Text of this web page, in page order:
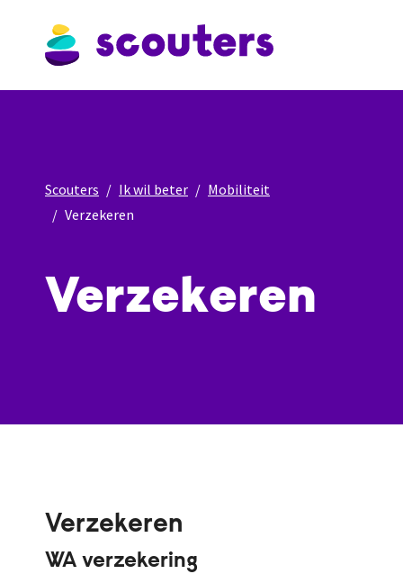
Scouters Ik wil beter
Mobiliteit
Verzekeren
Verzekeren
Verzekeren
WA verzekering